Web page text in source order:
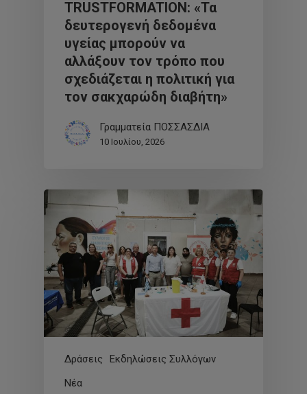
TRUSTFORMATION: «Τα
δευτερογενή δεδομένα
υγείας μπορούν να
αλλάξουν τον τρόπο που
σχεδιάζεται η πολιτική για
τον σακχαρώδη διαβήτη»
Γραμματεία ΠΟΣΣΑΣΔΙΑ
10 Ιουλίου, 2026
Δράσεις
Εκδηλώσεις Συλλόγων
Νέα